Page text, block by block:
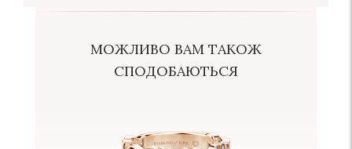
МОЖЛИВО ВАМ ТАКОЖ
СПОДОБАЮТЬСЯ